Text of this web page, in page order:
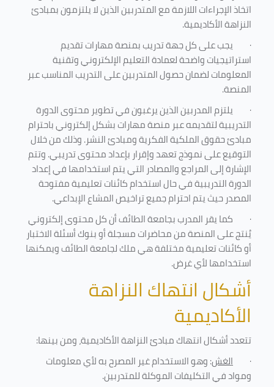
اتخاذ الإجراءات اللازمة مع المتدربين الذين لا يلتزمون بمبادئ
النزاهة الأكاديمية.
· يجب على كل جهة تدريب بمنصة مهارات تقديم
استراتيجيات واضحة لعمادة التعليم الإلكتروني وتقنية
المعلومات لضمان حصول المتدربين على التدريب المناسب عبر
المنصة.
· يلتزم المدربين الذين يرغبون في تطوير محتوى الدورة
التدريبية لتقديمه عبر منصة مهارات بشكل إلكتروني باحترام
مبادئ حقوق الملكية الفكرية ومبادئ النشر. وذلك من خلال
التوقيع على نموذج تعهد وإقرار بإعداد محتوى تدريبي. وتتم
الإشارة إلى المراجع والمصادر التي يتم استخدامها في إعداد
الدورة التدريبية في حال استخدام كائنات تعليمية مفتوحة
المصدر حيث يتم احترام جميع تراخيص المشاع الإبداعي.
· كما يقر المدرب بجامعة الطائف أن كل محتوى إلكتروني
يُنتج على المنصة من محاضرات مسجلة أو بنوك أسئلة الاختبار
أو كائنات تعليمية مختلفة هي ملك لجامعة الطائف ويمكنها
استخدامها لأي غرض.
أشكال انتهاك النزاهة
الأكاديمية
تتعدد أشكال انتهاك مبادئ النزاهة الأكاديمية، ومن بينها:
· الغش: وهو الاستخدام غير المصرح به لأي معلومات
ومواد في التكليفاتالموكلة للمتدربين.